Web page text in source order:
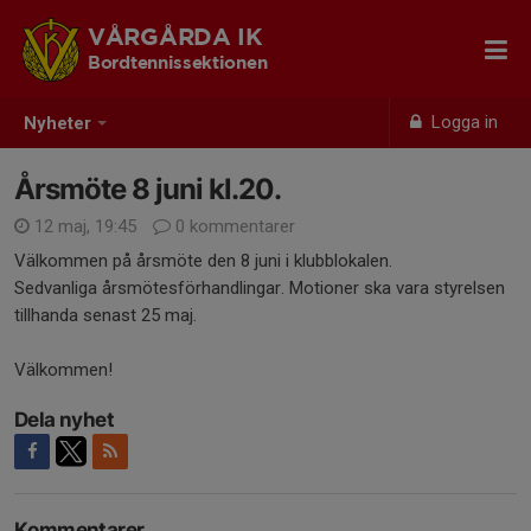
Nyheter Logga in
VÅRGÅRDA IK
Bordtennissektionen
Årsmöte 8 juni kl.20.
12 maj, 19:45
0 kommentarer
Välkommen på årsmöte den 8 juni i klubblokalen.
Sedvanliga årsmötesförhandlingar. Motioner ska vara styrelsen
tillhanda senast 25 maj.
Välkommen!
Dela nyhet